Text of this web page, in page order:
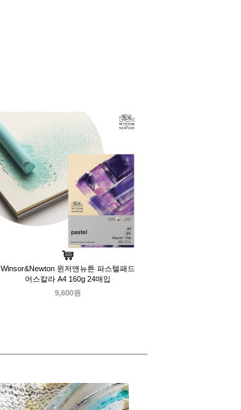
Winsor&Newton 윈저앤뉴튼 파스텔패드
어스칼라 A4 160g 24매입
9,600원